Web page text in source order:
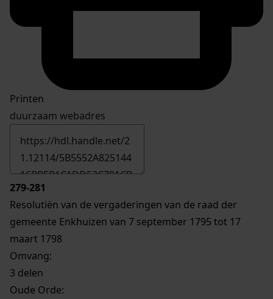
Printen
duurzaam webadres
279-281
Resolutiën van de vergaderingen van de raad der
gemeente Enkhuizen van 7 september 1795 tot 17
maart 1798
Omvang:
3 delen
Oude Orde: